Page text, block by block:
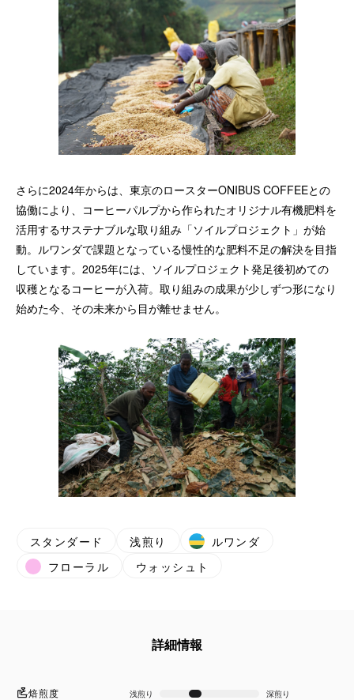
さらに2024年からは、東京のロースターONIBUS COFFEEとの
協働により、コーヒーパルプから作られたオリジナル有機肥料を
活用するサステナブルな取り組み「ソイルプロジェクト」が始
動。ルワンダで課題となっている慢性的な肥料不足の解決を目指
しています。2025年には、ソイルプロジェクト発足後初めての
収穫となるコーヒーが入荷。取り組みの成果が少しずつ形になり
始めた今、その未来から目が離せません。
スタンダード 浅煎り
ルワンダ
フローラル
ウォッシュト
詳細情報
焙煎度 浅煎り 深煎り